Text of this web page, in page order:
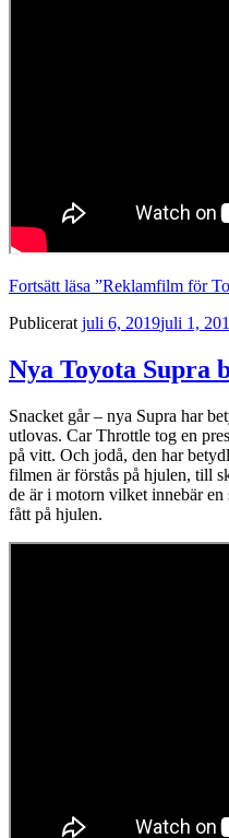
Fortsätt läsa ”Reklamfilm för
Publicerat juli 6, 2019juli 1,
Nya Toyota Supra
Snacket går – nya Supra har
utlovas. Car Throttle tog en
på vitt. Och jodå, den har
filmen är förstås på hjulen, till
de är i motorn vilket innebär
fått på hjulen.